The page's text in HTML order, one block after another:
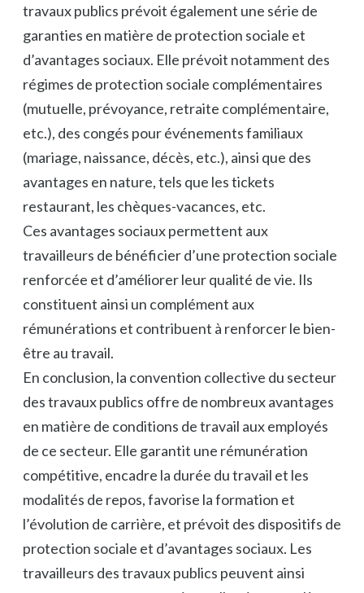
travaux publics prévoit également une série de
garanties en matière de protection sociale et
d’avantages sociaux. Elle prévoit notamment des
régimes de protection sociale complémentaires
(mutuelle, prévoyance, retraite complémentaire,
etc.), des congés pour événements familiaux
(mariage, naissance, décès, etc.), ainsi que des
avantages en nature, tels que les tickets
restaurant, les chèques-vacances, etc.
Ces avantages sociaux permettent aux
travailleurs de bénéficier d’une protection sociale
renforcée et d’améliorer leur qualité de vie. Ils
constituent ainsi un complément aux
rémunérations et contribuent à renforcer le bien-
être au travail.
En conclusion, la convention collective du secteur
des travaux publics offre de nombreux avantages
en matière de conditions de travail aux employés
de ce secteur. Elle garantit une rémunération
compétitive, encadre la durée du travail et les
modalités de repos, favorise la formation et
l’évolution de carrière, et prévoit des dispositifs de
protection sociale et d’avantages sociaux. Les
travailleurs des travaux publics peuvent ainsi